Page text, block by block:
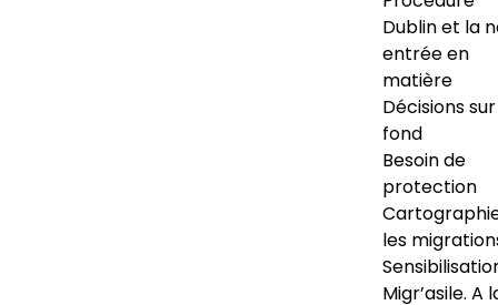
Dublin et la
entrée en
matière
Décisions
fond
Besoin de
protection
les
Migr’asile. A